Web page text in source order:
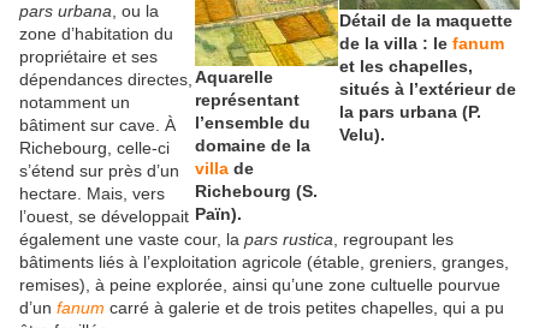
Détail de la maquette
de la villa : le fanum
et les chapelles,
situés à l’extérieur de
la pars urbana (P.
Velu).
Aquarelle
représentant
l’ensemble du
domaine de la
villa de
Richebourg (S.
Païn).
pars urbana, ou la
zone d’habitation du
propriétaire et ses
dépendances directes,
notamment un
bâtiment sur cave. À
Richebourg, celle-ci
s’étend sur près d’un
hectare. Mais, vers
l’ouest, se développait
également une vaste cour, la pars rustica, regroupant les
bâtiments liés à l’exploitation agricole (étable, greniers, granges,
remises), à peine explorée, ainsi qu’une zone cultuelle pourvue
d’un fanum carré à galerie et de trois petites chapelles, qui a pu